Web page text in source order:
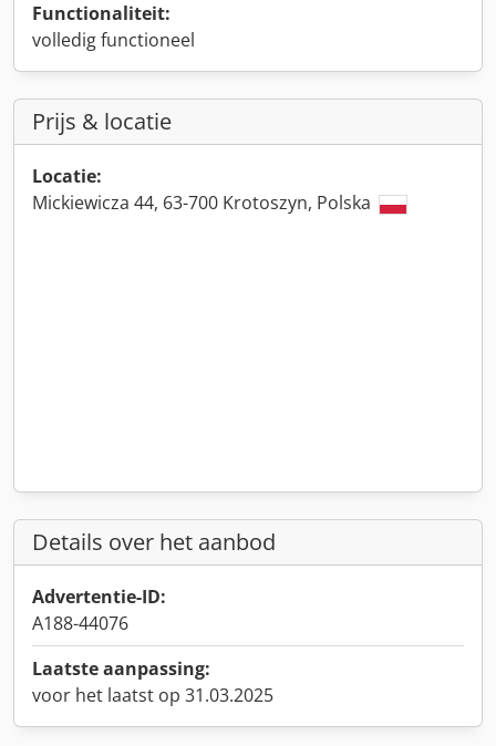
Functionaliteit:
volledig functioneel
Prijs & locatie
Locatie:
Mickiewicza 44, 63-700 Krotoszyn, Polska
Details over het aanbod
Advertentie-ID:
A188-44076
Laatste aanpassing:
voor het laatst op 31.03.2025